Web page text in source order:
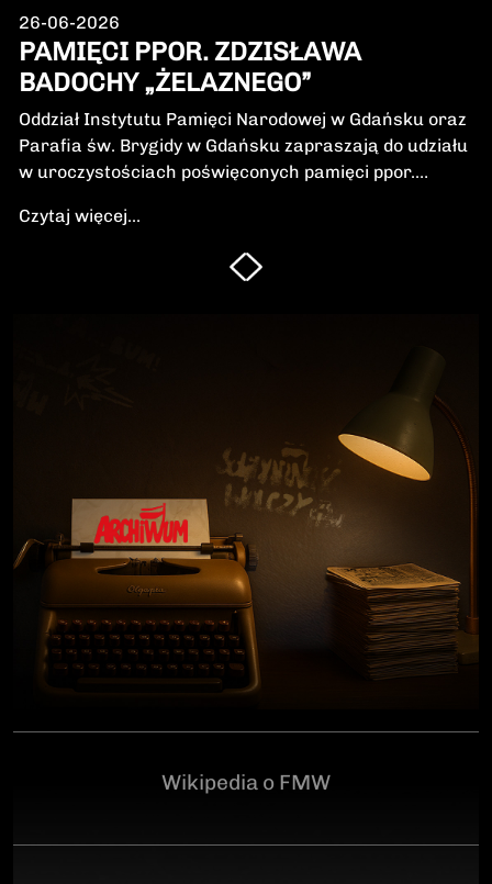
26-06-2026
PAMIĘCI PPOR. ZDZISŁAWA
BADOCHY „ŻELAZNEGO”
Oddział Instytutu Pamięci Narodowej w Gdańsku oraz
Parafia św. Brygidy w Gdańsku zapraszają do udziału
w uroczystościach poświęconych pamięci ppor.
Wileńskiej Brygady Armii Krajowej, dowódcy 5.
szwadronu podczas walk na Pomorzu, jednego z
najbardziej zasłużonych żołnierzy polskiego podziemia
przeciwko niemieckiemu i sowieckiemu okupantowi, a
po zakończeniu wojny pozostał wierny ideałom
wolności. Poległ 28 czerwca 1946 r., a miejsce
ukrycia jego szczątków przez komunistyczny aparat
represji pozostaje do dziś nieznane.Program
uroczystości:11.00 – Msza Święta w Kościele św.
Brygidy w Gdańsku12.30 – poświęcenie
symbolicznego nagrobka na Cmentarzu
Garnizonowym w GdańskuSerdecznie zapraszamy
Czytaj więcej...
Wikipedia o FMW